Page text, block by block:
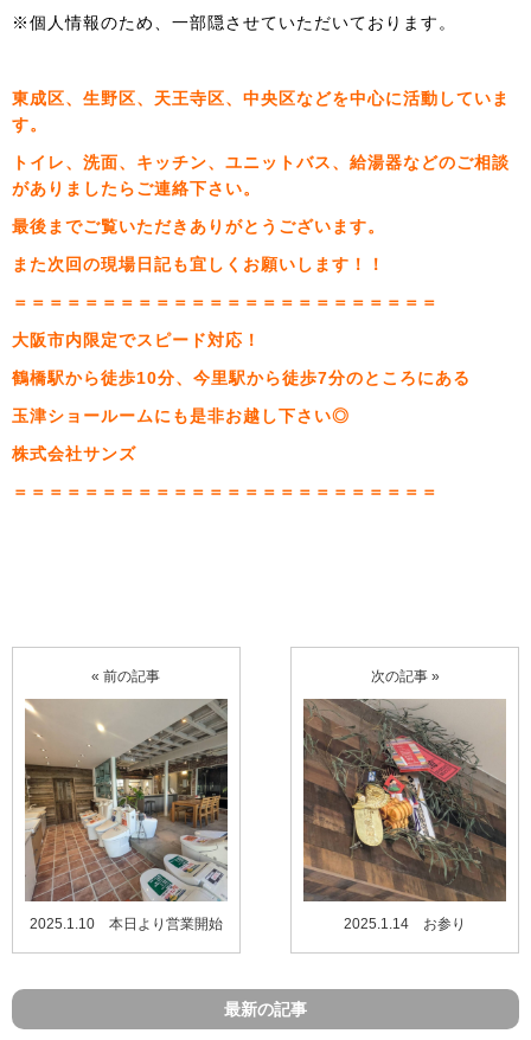
※個人情報のため、一部隠させていただいております。
東成区、生野区、天王寺区、中央区などを中心に活動していま
す。
トイレ、洗面、キッチン、ユニットバス、給湯器などのご相談
がありましたらご連絡下さい。
最後までご覧いただきありがとうございます。
また次回の現場日記も宜しくお願いします！！
＝＝＝＝＝＝＝＝＝＝＝＝＝＝＝＝＝＝＝＝＝＝＝＝
大阪市内限定でスピード対応！
鶴橋駅から徒歩10分、今里駅から徒歩7分のところにある
玉津ショールームにも是非お越し下さい◎
株式会社サンズ
＝＝＝＝＝＝＝＝＝＝＝＝＝＝＝＝＝＝＝＝＝＝＝＝
« 前の記事
2025.1.10 本日より営業開始
次の記事 »
2025.1.14 お参り
最新の記事